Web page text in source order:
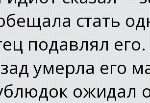
стать
подавлял
умерла его
ожидал